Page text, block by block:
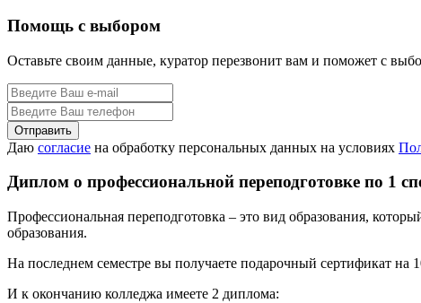
Помощь с выбором
Оставьте своим данные, куратор перезвонит вам и поможет с
Даю согласие на обработку персональных данных на условиях
Диплом о профессиональной переподготовке по 1
Профессиональная переподготовка – это вид образования,
образования.
На последнем семестре вы получаете подарочный сертификат
И к окончанию колледжа имеете 2 диплома: